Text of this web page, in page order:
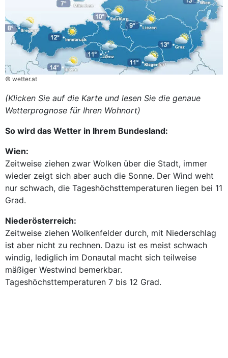
© wetter.at
(Klicken Sie auf die Karte und lesen Sie die genaue
Wetterprognose für Ihren Wohnort)
So wird das Wetter in Ihrem Bundesland:
Wien:
Zeitweise ziehen zwar Wolken über die Stadt, immer
wieder zeigt sich aber auch die Sonne. Der Wind weht
nur schwach, die Tageshöchsttemperaturen liegen bei 11
Grad.
Niederösterreich:
Zeitweise ziehen Wolkenfelder durch, mit Niederschlag
ist aber nicht zu rechnen. Dazu ist es meist schwach
windig, lediglich im Donautal macht sich teilweise
mäßiger Westwind bemerkbar.
Tageshöchsttemperaturen 7 bis 12 Grad.